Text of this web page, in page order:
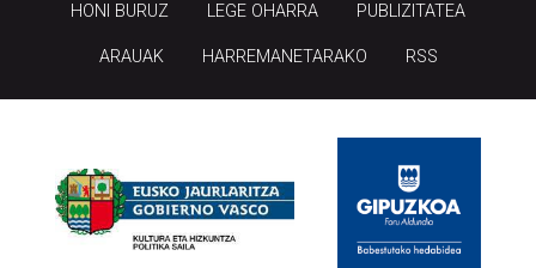
HONI BURUZ LEGE OHARRA PUBLIZITATEA
ARAUAK HARREMANETARAKO RSS